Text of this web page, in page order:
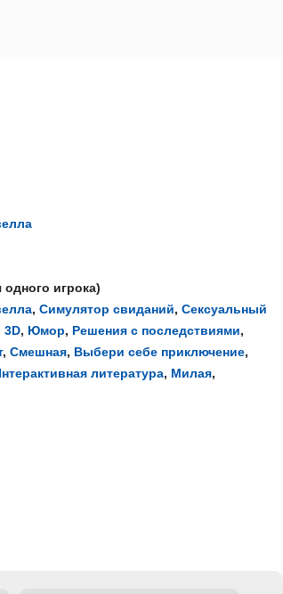
одного игрока)
, Симулятор свиданий, Сексуальный
3D, Юмор, Решения с последствиями,
, Смешная, Выбери себе приключение,
литература, Милая,